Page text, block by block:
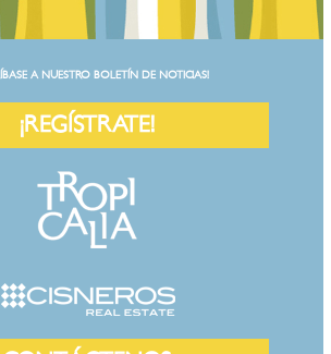
A NUESTRO BOLETÍN DE NOTICIAS!
¡REGÍSTRATE!